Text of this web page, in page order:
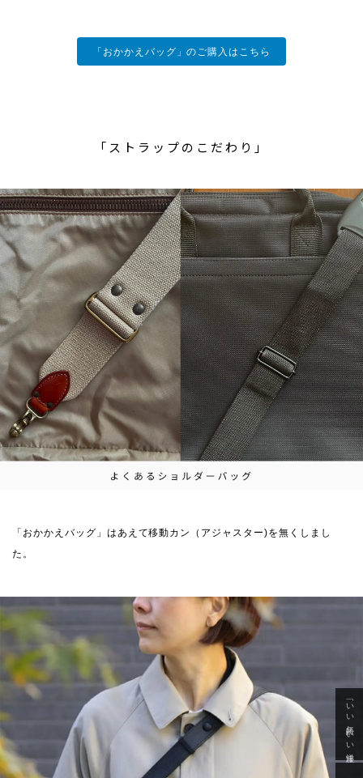
「おかかえバッグ」のご購入はこちら
「ストラップのこだわり」
「おかかえバッグ」はあえて移動カン（アジャスター)を無くしまし
た。
「いい年齢 いい洋服」